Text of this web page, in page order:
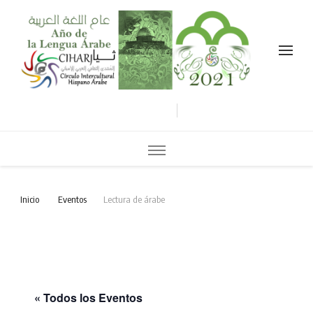
Inicio Eventos Lectura de árabe
« Todos los Eventos